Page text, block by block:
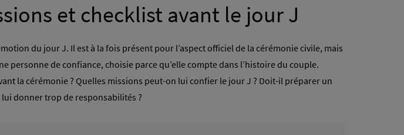
et checklist avant le jour J
du jour J. Il est à la fois présent pour l’aspect officiel de la cérémonie civile, mais
personne de confiance, choisie parce qu’elle compte dans l’histoire du couple.
la cérémonie ? Quelles missions peut-on lui confier le jour J ? Doit-il préparer un
donner trop de responsabilités ?